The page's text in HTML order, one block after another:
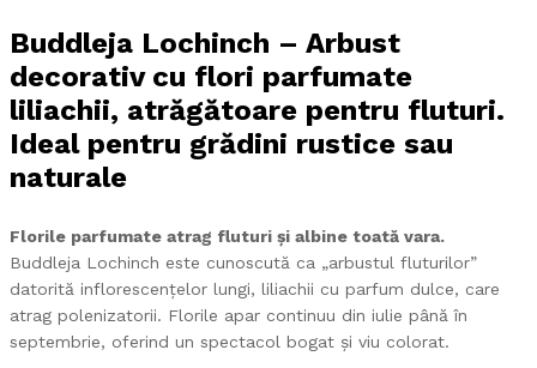
Buddleja Lochinch – Arbust
decorativ cu flori parfumate
liliachii, atrăgătoare pentru fluturi.
Ideal pentru grădini rustice sau
naturale
Florile parfumate atrag fluturi și albine toată vara.
Buddleja Lochinch este cunoscută ca „arbustul fluturilor”
datorită inflorescențelor lungi, liliachii cu parfum dulce, care
atrag polenizatorii. Florile apar continuu din iulie până în
septembrie, oferind un spectacol bogat și viu colorat.